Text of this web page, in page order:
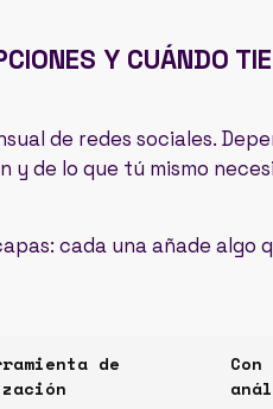
Y CUÁNDO
de redes sociales.
y de lo que tú mismo
cada una añade algo
de